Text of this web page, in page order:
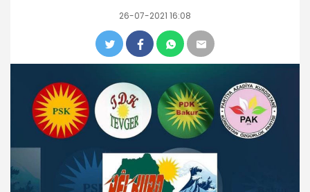
26-07-2021 16:08